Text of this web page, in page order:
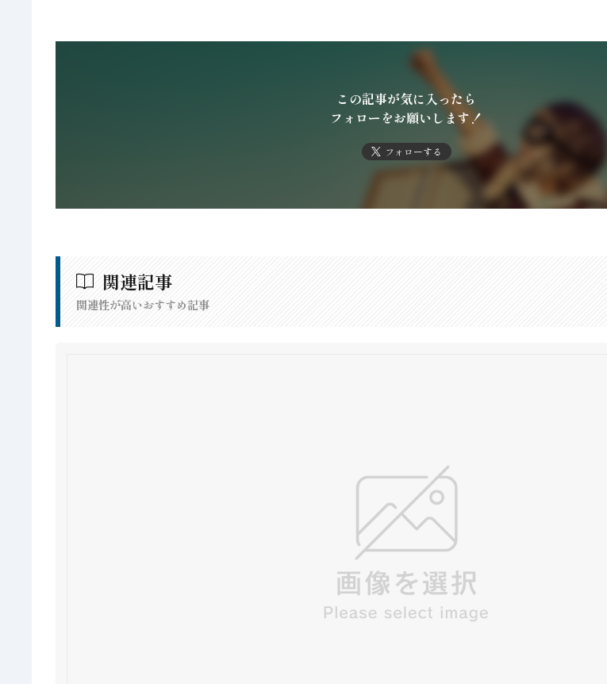
この記事が気に入ったら
フォローをお願いします！
フォローする
関連記事
関連性が高いおすすめ記事